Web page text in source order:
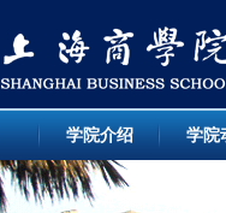
学院介绍 学院